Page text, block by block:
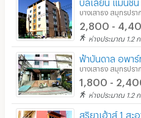
บางเสาธง สมุทรปรา
2,800 -
ห่างประมาณ 1.2 ก
ฟ้าบันดาล อพาร์
บางเสาธง สมุทรปรา
1,800 -
ห่างประมาณ 1.2 ก
สุริยาเฮ้าส์ 1 สะ